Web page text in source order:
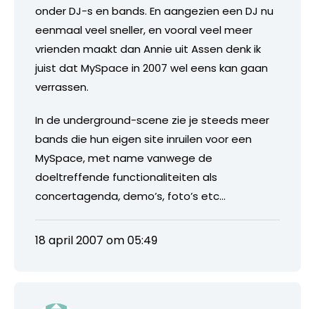
onder DJ-s en bands. En aangezien een DJ nu
eenmaal veel sneller, en vooral veel meer
vrienden maakt dan Annie uit Assen denk ik
juist dat MySpace in 2007 wel eens kan gaan
verrassen.
In de underground-scene zie je steeds meer
bands die hun eigen site inruilen voor een
MySpace, met name vanwege de
doeltreffende functionaliteiten als
concertagenda, demo’s, foto’s etc…
18 april 2007 om 05:49